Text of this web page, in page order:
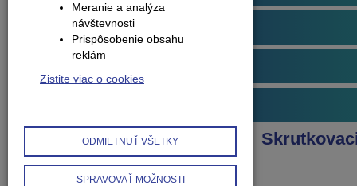
Príslušenstvo k podlahám
Produkty Schodové profily
Schodový profil - A38
Meranie a analýza
návštevnosti
Prispôsobenie obsahu
reklám
Zistite viac o cookies
ODMIETNUŤ VŠETKY
SPRAVOVAŤ MOŽNOSTI